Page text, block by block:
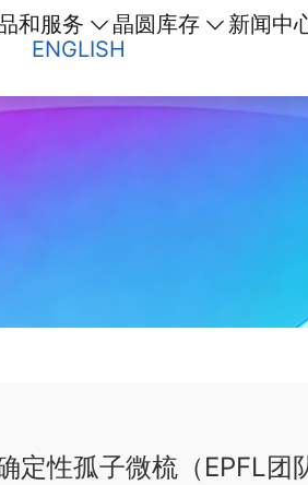
和服务 晶圆库存 新闻中
ENGLISH
性孤子微梳（EPFL团